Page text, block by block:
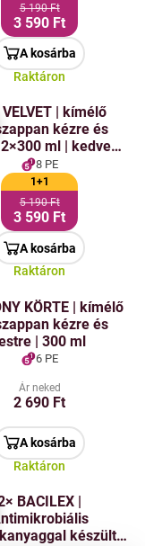
5 190 Ft
3 590 Ft
A kosárba
Raktáron
VELVET | kímélő
kézre és
ml | kedvező
db-os csomag
8 PE
1+1
5 190 Ft
3 590 Ft
A kosárba
Raktáron
KÖRTE | kímélő
kézre és
| 300 ml
6 PE
Ár neked
2 690 Ft
A kosárba
Raktáron
BACILEX |
készült